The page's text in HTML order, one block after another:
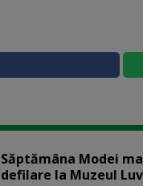
Săptămâna Modei
defilare la Muzeul